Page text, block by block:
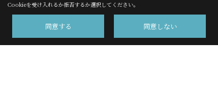
株式会社サンエイ 高千穂事業部
Cookieを受け入れるか拒否するか選択してください。
同意する 同意しない